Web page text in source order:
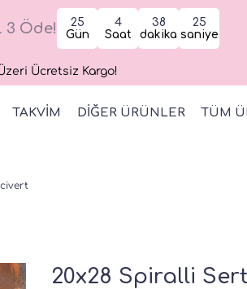
3 Öde!
25
Gün
4
Saat
38
dakika
24
saniye
Ücretsiz Kargo!
TAKVİM DİĞER ÜRÜNLER TÜM
20x28 Spiralli